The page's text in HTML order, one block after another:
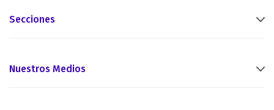
Secciones
Nuestros Medios